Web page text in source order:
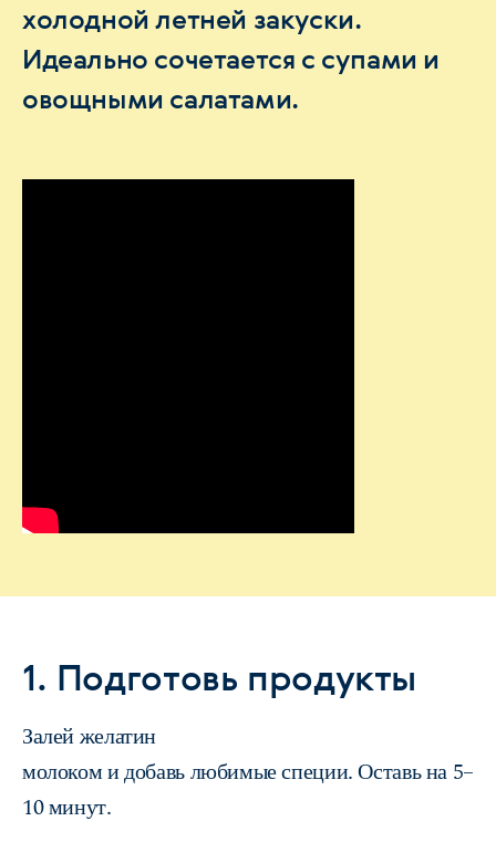
холодной летней закуски.
Идеально сочетается с супами и
овощными салатами.
1. Подготовь продукты
Залей желатин
молоком и добавь любимые специи. Оставь на 5–
10 минут.